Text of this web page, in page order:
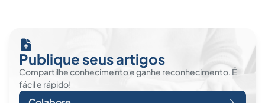
Publique seus artigos
Compartilhe conhecimento e ganhe reconhecimento. É
fácil e rápido!